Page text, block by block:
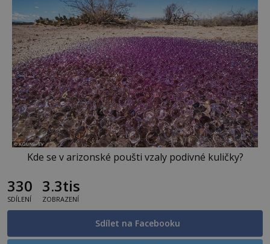
Kde se v arizonské poušti vzaly podivné kuličky?
330
SDÍLENÍ
3.3tis
ZOBRAZENÍ
Sdílet na Facebooku